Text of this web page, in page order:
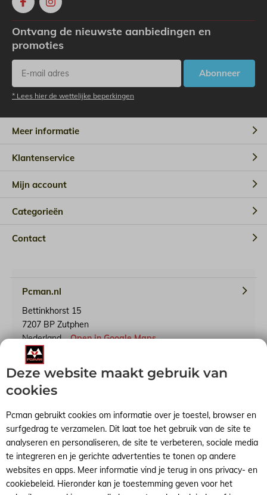
Ontvang de nieuwste aanbiedingen en
promoties
Abonneer
* Lees hier de wettelijke beperkingen
Meer informatie
Klantenservice
Mijn account
Categorieën
Contact
Pcman.nl
Bettinkhorst 15
7207 BP Zutphen
Nederland
Open in Google Maps
KvK-nummer: 65241614
BTW-identificatienummer: NL001791739B90
Algemene voorwaarden RSS-feed Sitemap
Deze website maakt gebruik van
cookies
Pcman gebruikt cookies om informatie over je toestel, browser en
surfgedrag te verzamelen. Dit laat toe het gebruik van de site te
analyseren en personaliseren, de site te verbeteren, sociale media
te integreren en je gerichte advertenties te tonen op andere
websites en apps. Meer informatie vind je terug in ons privacy- en
cookiebeleid. Hieronder kan je toestemming geven voor het